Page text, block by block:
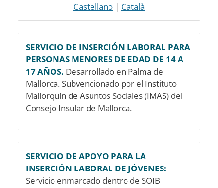
Castellano | Català
SERVICIO DE INSERCIÓN LABORAL PARA
PERSONAS MENORES DE EDAD DE 14 A
17 AÑOS. Desarrollado en Palma de
Mallorca. Subvencionado por el Instituto
Mallorquín de Asuntos Sociales (IMAS) del
Consejo Insular de Mallorca.
SERVICIO DE APOYO PARA LA
INSERCIÓN LABORAL DE JÓVENES:
Servicio enmarcado dentro de SOIB